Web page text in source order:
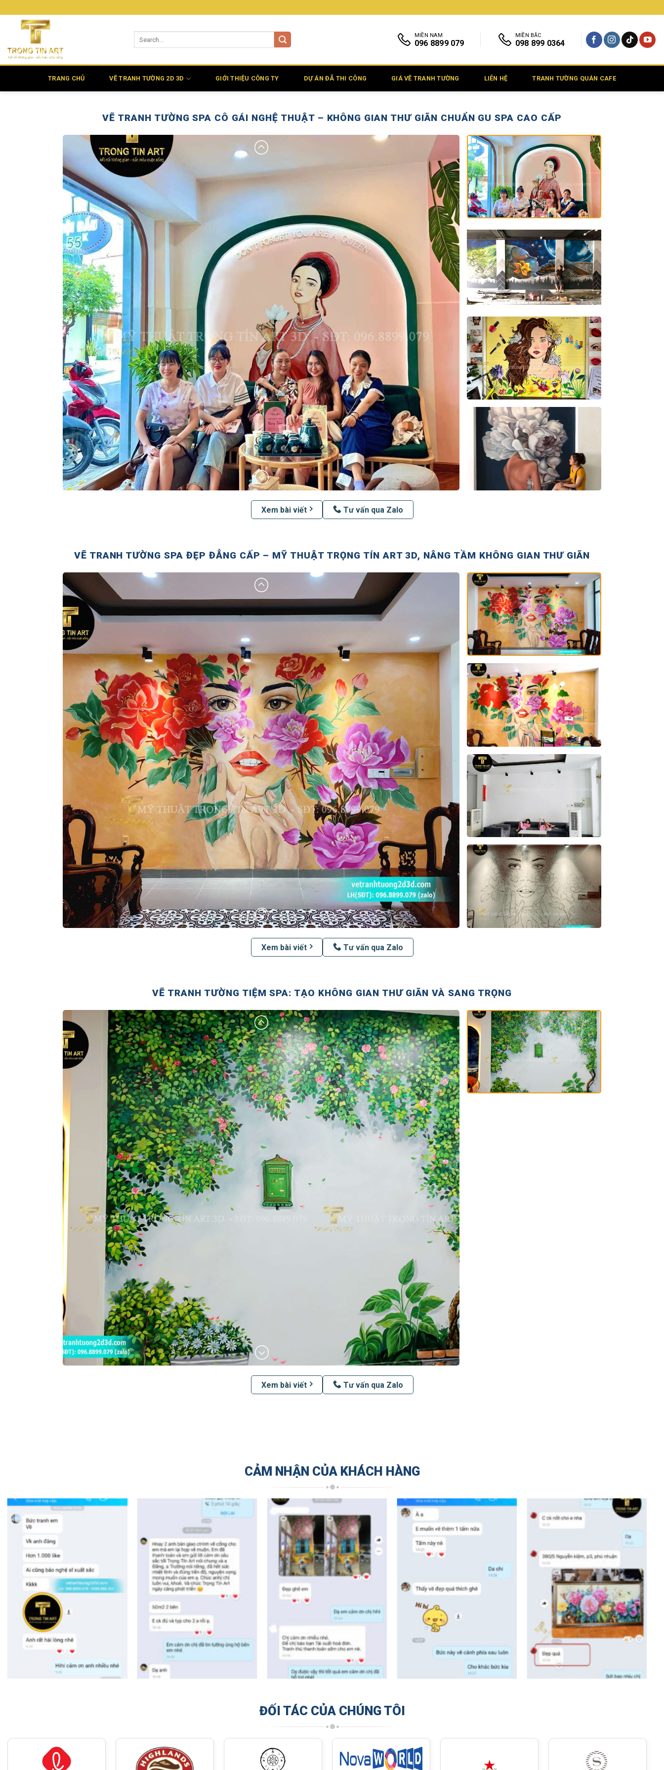
qua
MIỀN NAM
096 8899 079
MIỀN BẮC
098 899 0364
TRANG CHỦ VẼ TRANH TƯỜNG 2D 3D GIỚI THIỆU CÔNG TY DỰ ÁN ĐÃ THI CÔNG GIÁ VẼ TRANH TƯỜNG LIÊN HỆ TRANH TƯỜNG QUÁN CAFE
VẼ TRANH TƯỜNG SPA CÔ GÁI NGHỆ THUẬT – KHÔNG GIAN THƯ GIÃN CHUẨN GU SPA CAO CẤP
Xem bài viết Tư vấn qua Zalo
VẼ TRANH TƯỜNG SPA ĐẸP ĐẲNG CẤP – MỸ THUẬT TRỌNG TÍN ART 3D, NÂNG TẦM KHÔNG GIAN THƯ GIÃN
Xem bài viết Tư vấn qua Zalo
VẼ TRANH TƯỜNG TIỆM SPA: TẠO KHÔNG GIAN THƯ GIÃN VÀ SANG TRỌNG
Xem bài viết Tư vấn qua Zalo
CẢM NHẬN CỦA KHÁCH HÀNG
ĐỐI TÁC CỦA CHÚNG TÔI